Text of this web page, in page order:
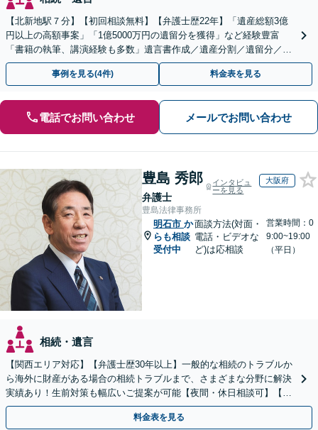
【北新地駅７分】【初回相談無料】【弁護士歴22年】「遺産総額3億
円以上の高額事案」「1億5000万円の遺留分を獲得」など経験豊富
「書籍の執筆、講演経験も多数」遺言書作成／遺産分割／遺留分／相
続放棄など【休日・夜間面談可】【完全個室対応】
事例を見る(4件) 料金表を見る
電話でお問い合わせ メールでお問い合わせ
豊島 秀郎
弁護士
インタビュ
ーを見る
大阪府
豊島法律事務所
明石市 か
らも相談
受付中
面談方法(対面・
電話・ビデオな
ど)は応相談
営業時間：0
9:00~19:00
（平日）
相続・遺言
【関西エリア対応】【弁護士歴30年以上】一般的な相続のトラブルか
ら海外に財産がある場合の相続トラブルまで、さまざまな分野に解決
実績あり！生前対策も幅広いご提案が可能【夜間・休日相談可】【完
全個室】
料金表を見る